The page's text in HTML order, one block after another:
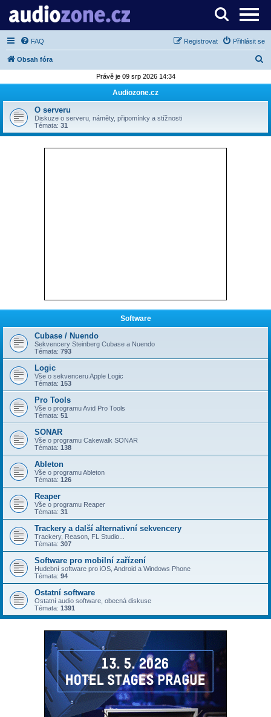
Server o digitálním zpracování zvuku
FAQ Přihlásit se
Registrovat
Obsah fóra
d
t
Právě je 09 srp 2026 14:34
Audiozone.cz
O serveru
Diskuze o serveru, náměty, připomínky a stížnosti
Témata: 31
Software
Cubase / Nuendo
Sekvencery Steinberg Cubase a Nuendo
Témata: 793
Logic
Vše o sekvenceru Apple Logic
Témata: 153
Pro Tools
Vše o programu Avid Pro Tools
Témata: 51
SONAR
Vše o programu Cakewalk SONAR
Témata: 138
Ableton
Vše o programu Ableton
Témata: 126
Reaper
Vše o programu Reaper
Témata: 31
Trackery a další alternativní sekvencery
Trackery, Reason, FL Studio...
Témata: 307
Software pro mobilní zařízení
Hudební software pro iOS, Android a Windows Phone
Témata: 94
Ostatní software
Ostatní audio software, obecná diskuse
Témata: 1391